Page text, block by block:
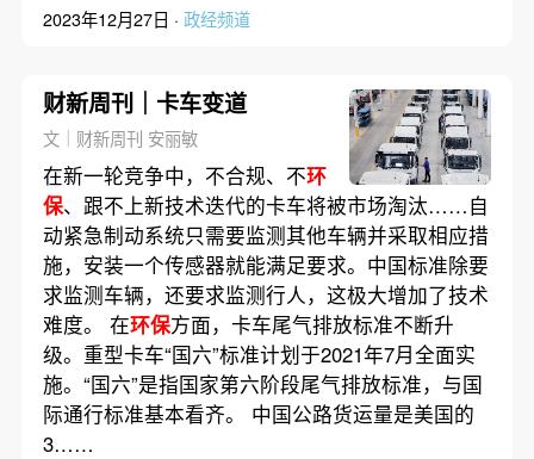
2023年12月27日 · 政经频道
财新周刊｜卡车变道
文｜财新周刊 安丽敏
在新一轮竞争中，不合规、不环
保、跟不上新技术迭代的卡车将被市场淘汰……自
动紧急制动系统只需要监测其他车辆并采取相应措
施，安装一个传感器就能满足要求。中国标准除要
求监测车辆，还要求监测行人，这极大增加了技术
难度。 在环保方面，卡车尾气排放标准不断升
级。重型卡车“国六”标准计划于2021年7月全面实
施。“国六”是指国家第六阶段尾气排放标准，与国
际通行标准基本看齐。 中国公路货运量是美国的
3……